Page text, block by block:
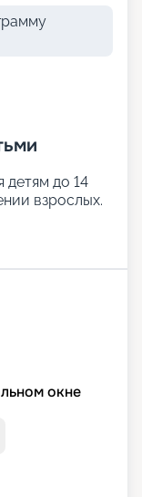
детям до 14
взрослых.
окне